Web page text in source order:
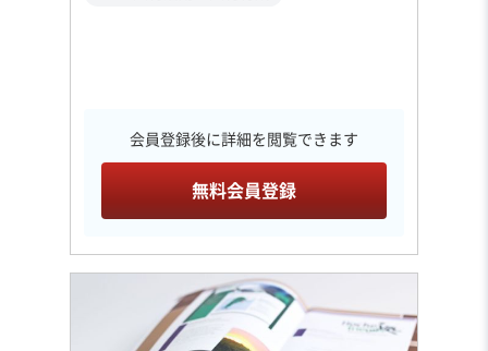
会員登録後に詳細を閲覧できます
無料会員登録